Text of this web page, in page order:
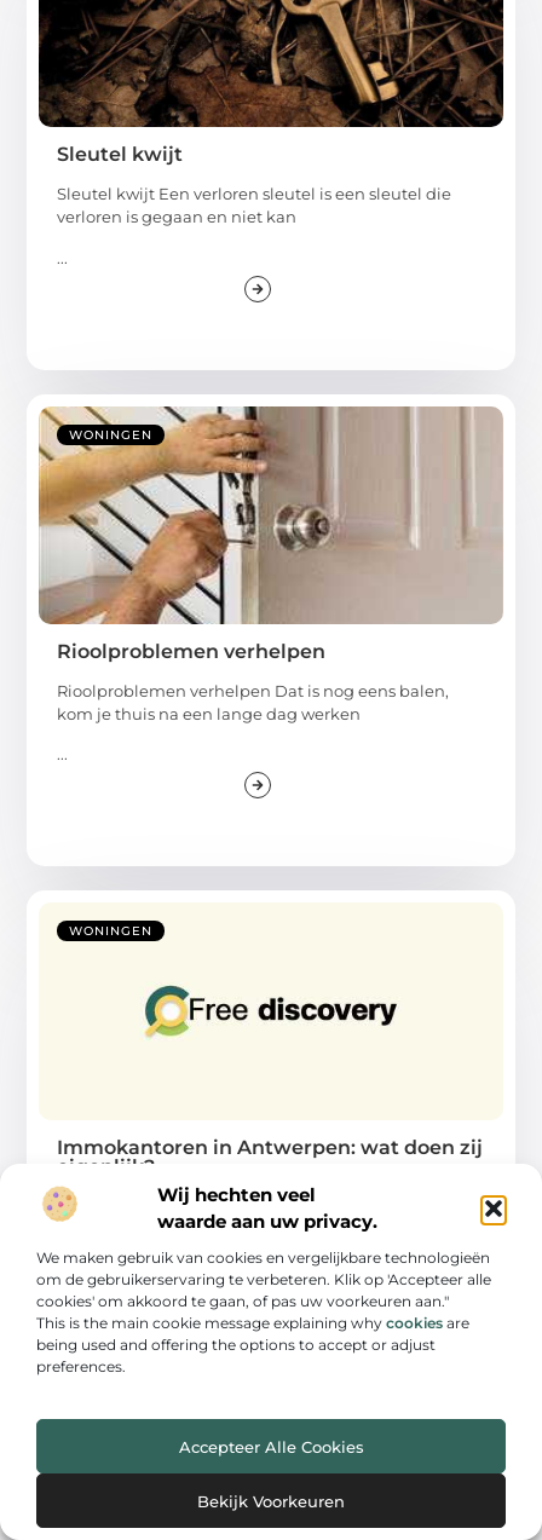
Wij hechten veel
waarde aan uw privacy.
We maken gebruik van cookies en vergelijkbare technologieën
om de gebruikerservaring te verbeteren. Klik op 'Accepteer alle
cookies' om akkoord te gaan, of pas uw voorkeuren aan."
This is the main cookie message explaining why cookies are
being used and offering the options to accept or adjust
preferences.
Accepteer Alle Cookies
Bekijk Voorkeuren
Sleutel kwijt
Sleutel kwijt Een verloren sleutel is een sleutel die
verloren is gegaan en niet kan
...
WONINGEN
Rioolproblemen verhelpen
Rioolproblemen verhelpen Dat is nog eens balen,
kom je thuis na een lange dag werken
...
WONINGEN
Immokantoren in Antwerpen: wat doen zij
eigenlijk?
Er zijn diverse immokantoren in Antwerpen te
vinden, maar wat kan een immokantoor nu precies
...